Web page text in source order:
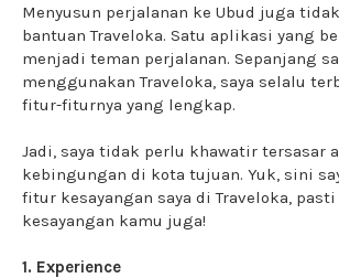
Menyusun perjalanan ke Ubud juga
bantuan Traveloka. Satu aplikasi yang
menjadi teman perjalanan. Sepanjang
menggunakan Traveloka, saya selalu
fitur-fiturnya yang lengkap.
Jadi, saya tidak perlu khawatir tersasar
kebingungan di kota tujuan. Yuk, sini
fitur kesayangan saya di Traveloka,
kesayangan kamu juga!
1. Experience